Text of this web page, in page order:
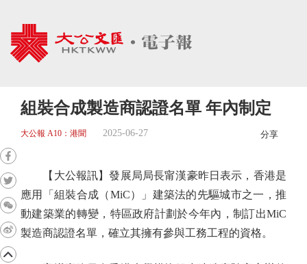
組裝合成製造商認證名單 年內制定
大公報 A10：港聞 2025-06-27 分享
【大公報訊】發展局局長甯漢豪昨日表示，香港是
應用「組裝合成（MiC）」建築法的先驅城市之一，推
動建築業的轉變，特區政府計劃於今年內，制訂出MiC
製造商認證名單，確立其擁有參與工務工程的資格。